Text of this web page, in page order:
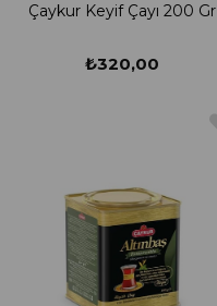
Çaykur Keyif Çayı 200 Gr
₺320,00